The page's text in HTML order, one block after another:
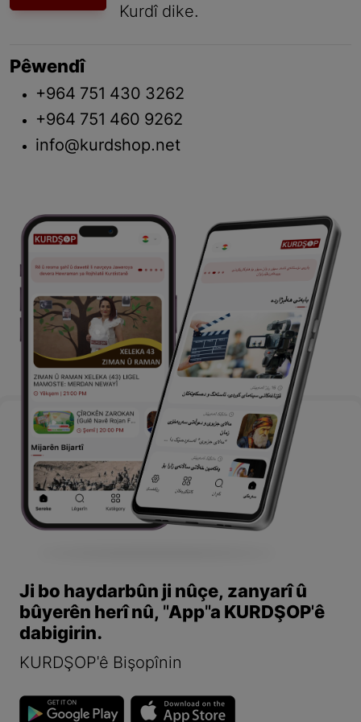
Kurdî dike.
Pêwendî
+964 751 430 3262
+964 751 460 9262
info@kurdshop.net
Ji bo haydarbûn ji nûçe, zanyarî û
bûyerên herî nû, "App"a KURDŞOP'ê
dabigirin.
KURDŞOP'ê Bişopînin